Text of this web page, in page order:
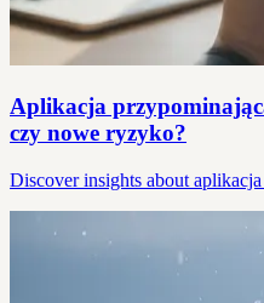
Aplikacja
czy nowe ryzyko?
Discover insights about